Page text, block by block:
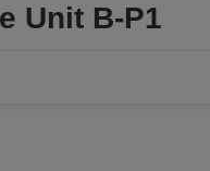
Unit B-P1